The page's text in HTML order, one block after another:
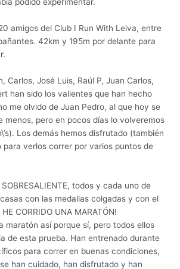
amigos del Club I Run With Leiva, entre
42km y 195m por delante para
Carlos, José Luis, Raúl P, Juan Carlos,
han sido los valientes que han hecho
me olvido de Juan Pedro, al que hoy se
menos, pero en pocos días lo volveremos
Los demás hemos disfrutado (también
para verlos correr por varios puntos de
todos y cada uno de
con las medallas colgadas y con el
CORRIDO UNA MARATÓN!
maratón así porque sí, pero todos ellos
de esta prueba. Han entrenado durante
para correr en buenas condiciones,
han cuidado, han disfrutado y han